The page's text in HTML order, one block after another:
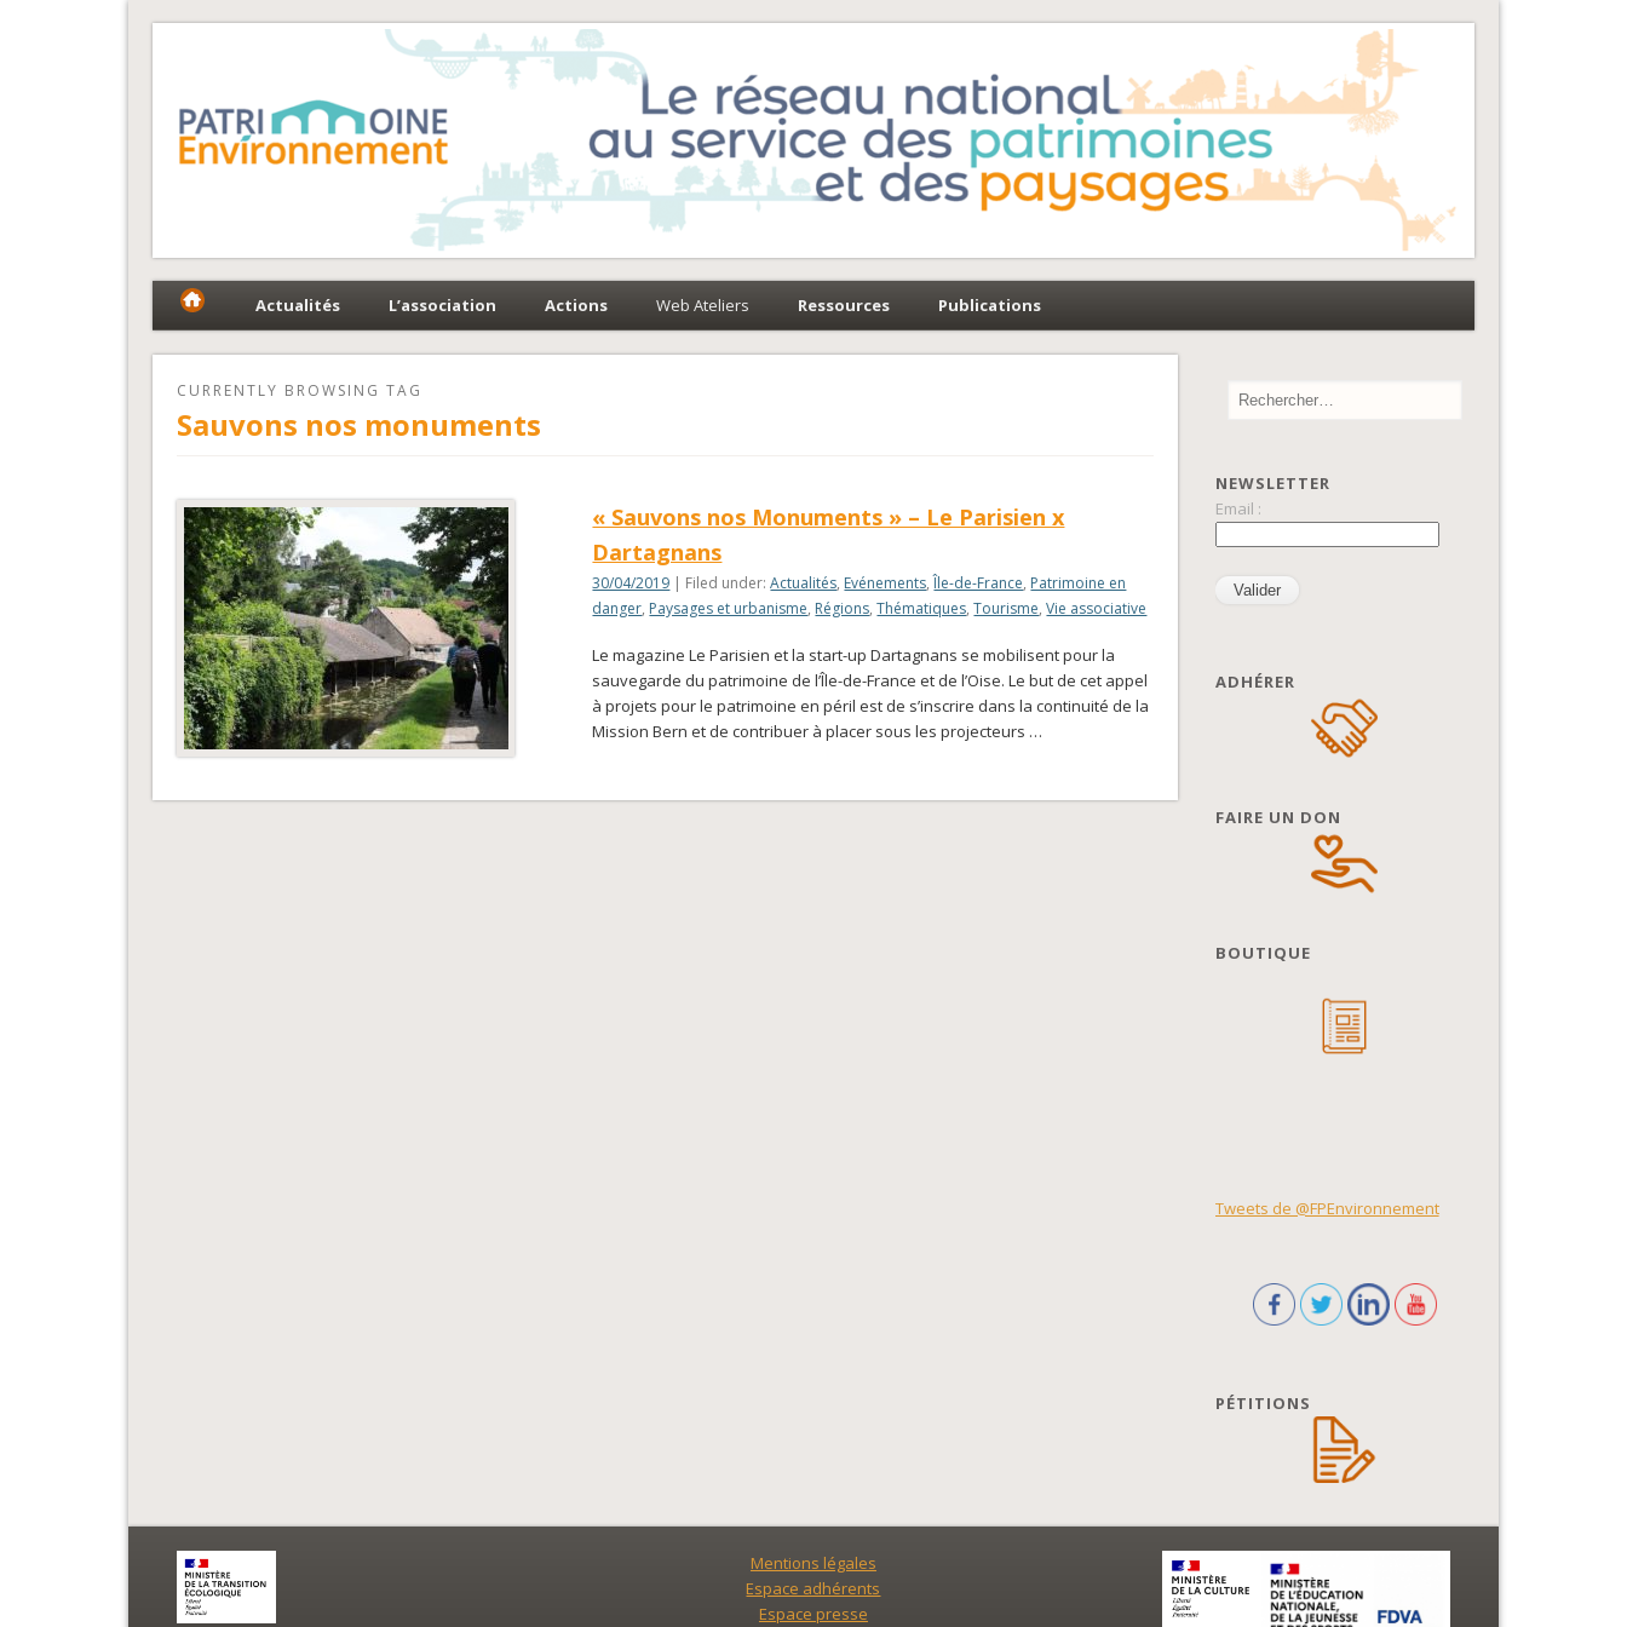
Fédération Patrimoine-Environnement
Actualités L’association Actions Web Ateliers Ressources Publications
CURRENTLY BROWSING TAG
Sauvons nos monuments
« Sauvons nos Monuments » – Le Parisien x
Dartagnans
30/04/2019 | Filed under:Actualités, Evénements,Île-de-France, Patrimoine en
danger, Paysages et urbanisme, Régions,Thématiques,Tourisme,Vie associative
Le magazine Le Parisien et la start-up Dartagnans se mobilisent pour la
sauvegarde du patrimoine de l’Île-de-France et de l’Oise. Le but de cet appel
à projets pour le patrimoine en péril est de s’inscrire dans la continuité de la
Mission Bern et de contribuer à placer sous les projecteurs …
NEWSLETTER
Email :
ADHÉRER
FAIRE UN DON
BOUTIQUE
Tweets de @FPEnvironnement
PÉTITIONS
Mentions légales
Espace adhérents
Espace presse